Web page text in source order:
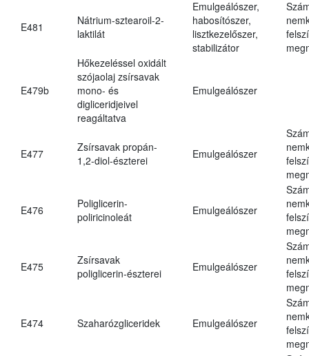
E481
Nátrium-sztearoil-2-
laktilát
Emulgeálószer,
habosítószer,
lisztkezelőszer,
stabilizátor
E479b
Hőkezeléssel oxidált
szójaolaj zsírsavak
mono- és
digliceridjeivel
reagáltatva
Emulgeálószer
E477
Zsírsavak propán-
1,2-diol-észterei
Emulgeálószer
E476
Poliglicerin-
poliricinoleát
Emulgeálószer
E475
Zsírsavak
poliglicerin-észterei
Emulgeálószer
E474 Szaharózgliceridek Emulgeálószer